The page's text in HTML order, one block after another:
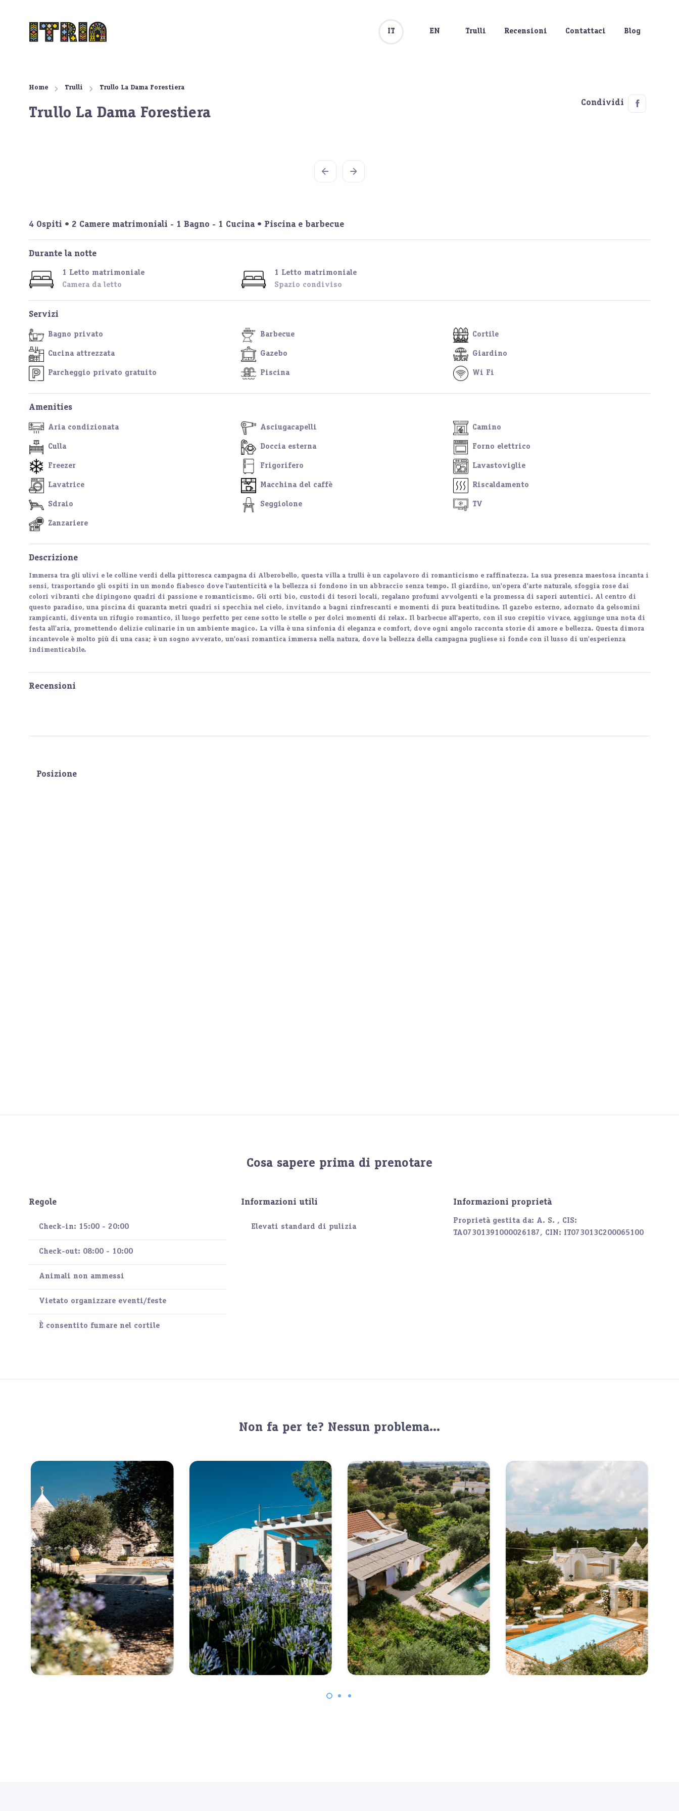
IT EN Trulli Recensioni Contattaci Blog
Home Trulli Trullo La Dama Forestiera
Trullo La Dama Forestiera
Condividi
4 Ospiti • 2 Camere matrimoniali - 1 Bagno - 1 Cucina• Piscina e barbecue
Durante la notte
1 Letto matrimoniale
Camera da letto
1 Letto matrimoniale
Spazio condiviso
Servizi
Bagno privato Barbecue Cortile
Cucina attrezzata Gazebo Giardino
Parcheggio privato gratuito Piscina Wi Fi
Amenities
Aria condizionata Asciugacapelli Camino
Culla Doccia esterna Forno elettrico
Freezer Frigorifero Lavastoviglie
Lavatrice Macchina del caffè Riscaldamento
Sdraio Seggiolone TV
Zanzariere
Descrizione
Immersa tra gli ulivi e le colline verdi della pittoresca campagna di Alberobello, questa villa a trulli è un capolavoro di romanticismo e raffinatezza. La sua presenza maestosa incanta i
sensi, trasportando gli ospiti in un mondo fiabesco dove l'autenticità e la bellezza si fondono in un abbraccio senza tempo. Il giardino, un'opera d'arte naturale, sfoggia rose dai
colori vibranti che dipingono quadri di passione e romanticismo. Gli orti bio, custodi di tesori locali, regalano profumi avvolgenti e la promessa di sapori autentici. Al centro di
questo paradiso, una piscina di quaranta metri quadri si specchia nel cielo, invitando a bagni rinfrescanti e momenti di pura beatitudine. Il gazebo esterno, adornato da gelsomini
rampicanti, diventa un rifugio romantico, il luogo perfetto per cene sotto le stelle o per dolci momenti di relax. Il barbecue all'aperto, con il suo crepitio vivace, aggiunge una nota di
festa all'aria, promettendo delizie culinarie in un ambiente magico. La villa è una sinfonia di eleganza e comfort, dove ogni angolo racconta storie di amore e bellezza. Questa dimora
incantevole è molto più di una casa; è un sogno avverato, un'oasi romantica immersa nella natura, dove la bellezza della campagna pugliese si fonde con il lusso di un'esperienza
indimenticabile.
Recensioni
Posizione
Cosa sapere prima di prenotare
Regole
Check-in: 15:00 - 20:00
Check-out: 08:00 - 10:00
Animali non ammessi
Vietato organizzare eventi/feste
È consentito fumare nel cortile
Informazioni utili
Elevati standard di pulizia
Informazioni proprietà
Proprietà gestita da: A. S. , CIS:
TA07301391000026187, CIN: IT073013C200065100
Non fa per te? Nessun problema...